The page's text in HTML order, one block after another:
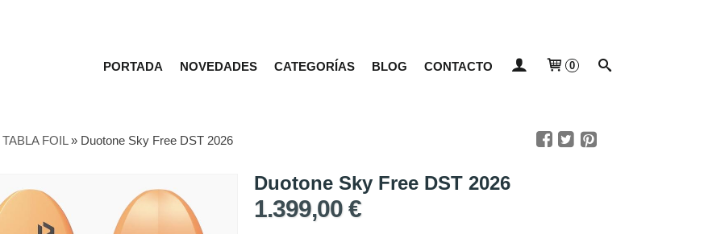
PORTADA NOVEDADES CATEGORÍAS BLOG CONTACTO 0
TABLA FOIL» Duotone Sky Free DST 2026
Duotone Sky Free DST 2026
1.399,00 €